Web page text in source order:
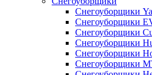
Снегоуборщики
Снегоуборщики
Снегоуборщики
Снегоуборщики
Снегоуборщики
Снегоуборщики